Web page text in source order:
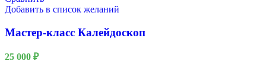
Добавить в список желаний
Мастер-класс Калейдоскоп
25 000 ₽